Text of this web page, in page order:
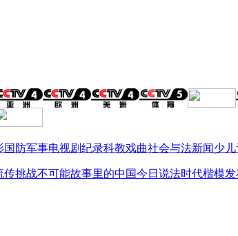
国防军事电视剧纪录科教戏曲社会与法新闻少儿
传挑战不可能故事里的中国今日说法时代楷模